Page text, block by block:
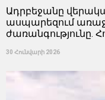
Ադրբեջանը
ասպարեզում առաջ
ժառանգությունը.
30 Հունվարի 2026